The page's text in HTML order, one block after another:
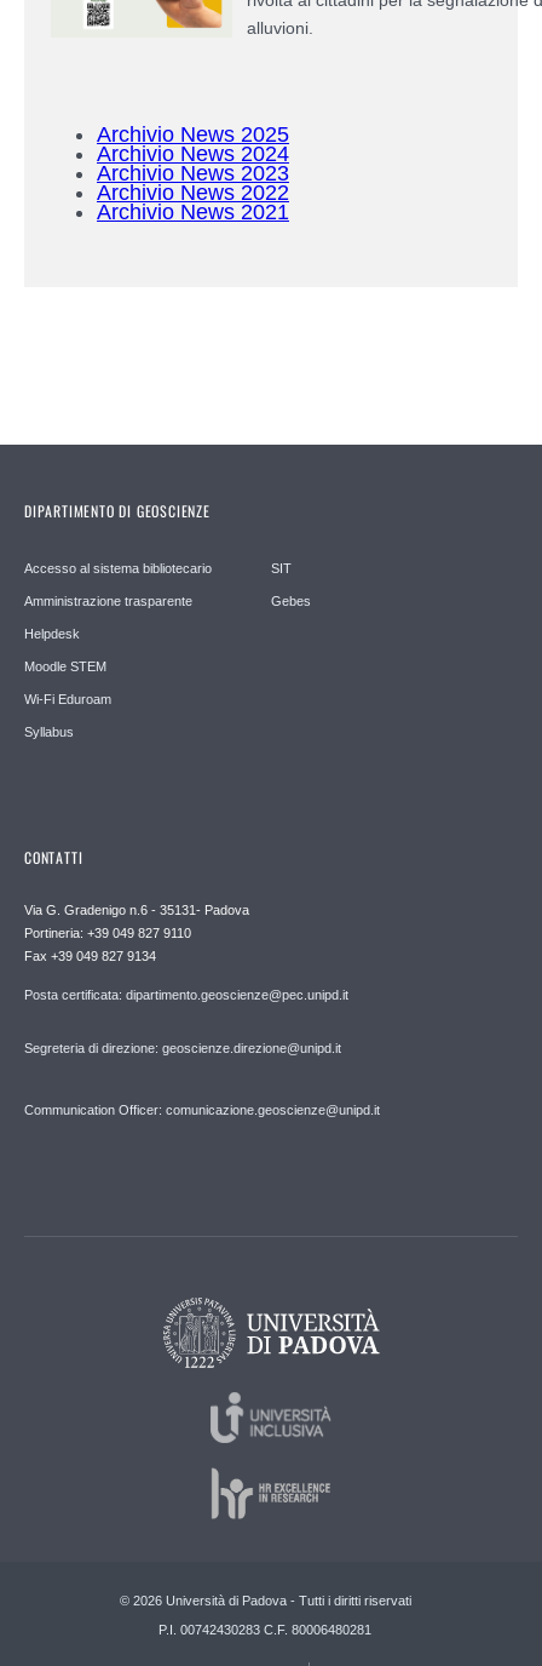
alluvioni.
Archivio News 2025
Archivio News 2024
Archivio News 2023
Archivio News 2022
Archivio News 2021
DIPARTIMENTO DI GEOSCIENZE
Accesso al sistema bibliotecario
Amministrazione trasparente
Helpdesk
Moodle STEM
Wi-Fi Eduroam
Syllabus
SIT
Gebes
CONTATTI
Via G. Gradenigo n.6 - 35131- Padova
Portineria: +39 049 827 9110
Fax +39 049 827 9134
Posta certificata: dipartimento.geoscienze@pec.unipd.it
Segreteria di direzione: geoscienze.direzione@unipd.it
Communication Officer: comunicazione.geoscienze@unipd.it
© 2026 Università di Padova - Tutti i diritti riservati
P.I. 00742430283 C.F. 80006480281